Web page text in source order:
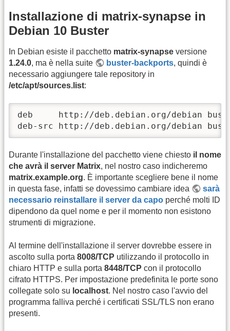
Installazione di matrix-synapse in
Debian 10 Buster
In Debian esiste il pacchetto matrix-synapse versione
1.24.0, ma è nella suite buster-backports, quindi è
necessario aggiungere tale repository in
/etc/apt/sources.list:
deb     http://deb.debian.org/debian
deb-src http://deb.debian.org/debian
Durante l'installazione del pacchetto viene chiesto il nome
che avrà il server Matrix, nel nostro caso indicheremo
matrix.example.org. È importante scegliere bene il nome
in questa fase, infatti se dovessimo cambiare idea
sarà
necessario reinstallare il server da capo perché molti ID
dipendono da quel nome e per il momento non esistono
strumenti di migrazione.
Al termine dell'installazione il server dovrebbe essere in
ascolto sulla porta 8008/TCP utilizzando il protocollo in
chiaro HTTP e sulla porta 8448/TCP con il protocollo
cifrato HTTPS. Per impostazione predefinita le porte sono
collegate solo su localhost. Nel nostro caso l'avvio del
programma falliva perché i certificati SSL/TLS non erano
presenti.